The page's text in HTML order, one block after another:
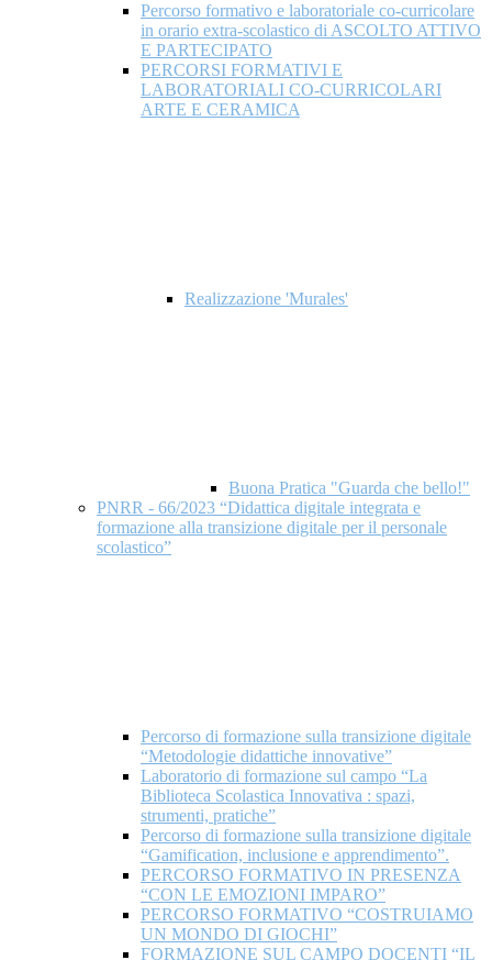
Percorso formativo e laboratoriale co-curricolare
in orario extra-scolastico di ASCOLTO ATTIVO
E PARTECIPATO
PERCORSI FORMATIVI E
LABORATORIALI CO-CURRICOLARI
ARTE E CERAMICA
Realizzazione 'Murales'
Buona Pratica "Guarda che bello!"
PNRR - 66/2023 “Didattica digitale integrata e
formazione alla transizione digitale per il personale
scolastico”
Percorso di formazione sulla transizione digitale
“Metodologie didattiche innovative”
Laboratorio di formazione sul campo “La
Biblioteca Scolastica Innovativa : spazi,
strumenti, pratiche”
Percorso di formazione sulla transizione digitale
“Gamification, inclusione e apprendimento”.
PERCORSO FORMATIVO IN PRESENZA
“CON LE EMOZIONI IMPARO”
PERCORSO FORMATIVO “COSTRUIAMO
UN MONDO DI GIOCHI”
FORMAZIONE SUL CAMPO DOCENTI “IL